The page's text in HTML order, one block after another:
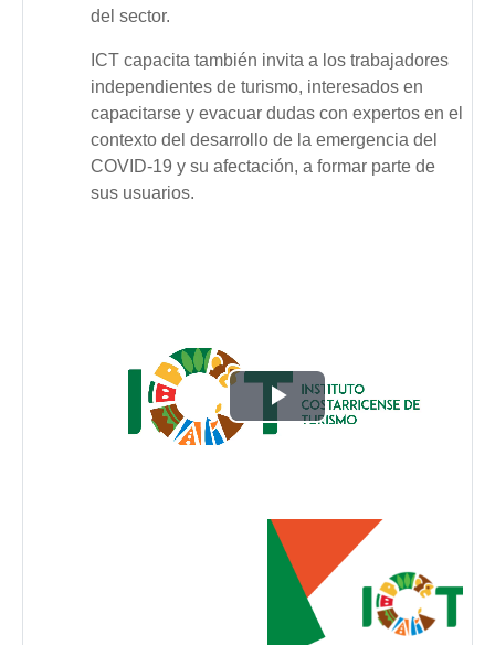
del sector.
ICT capacita también invita a los trabajadores
independientes de turismo, interesados en
capacitarse y evacuar dudas con expertos en el
contexto del desarrollo de la emergencia del
COVID-19 y su afectación, a formar parte de
sus usuarios.
Reproducir